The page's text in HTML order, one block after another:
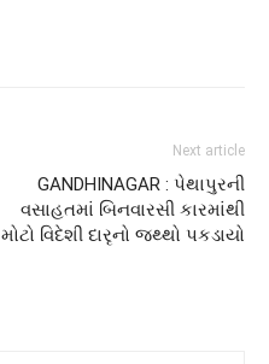
Next article
GANDHINAGAR : પેથાપુરની
વસાહતમાં બિનવારસી કારમાંથી
મોટો વિદેશી દારૃનો જથ્થો પકડાયો